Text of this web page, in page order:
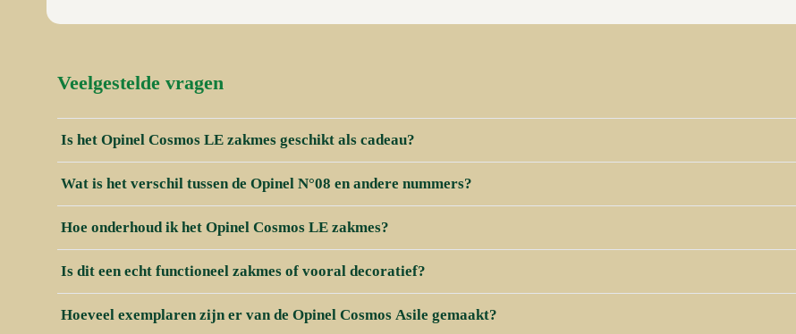
Veelgestelde vragen
Is het Opinel Cosmos LE zakmes geschikt als cadeau?
Wat is het verschil tussen de Opinel N°08 en andere nummers?
Hoe onderhoud ik het Opinel Cosmos LE zakmes?
Is dit een echt functioneel zakmes of vooral decoratief?
Hoeveel exemplaren zijn er van de Opinel Cosmos Asile gemaakt?